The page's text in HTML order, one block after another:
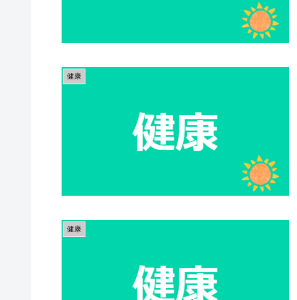
健康
健康